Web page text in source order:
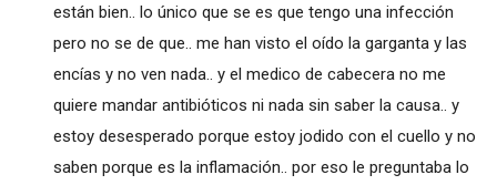
están bien.. lo único que se es que tengo una infección
pero no se de que.. me han visto el oído la garganta y las
encías y no ven nada.. y el medico de cabecera no me
quiere mandar antibióticos ni nada sin saber la causa.. y
estoy desesperado porque estoy jodido con el cuello y no
saben porque es la inflamación.. por eso le preguntaba lo